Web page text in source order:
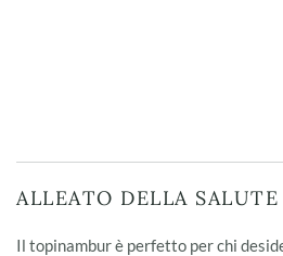
ALLEATO DELLA
Il topinambur è perfetto per chi